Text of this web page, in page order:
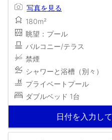
写真を見る
180m²
眺望：プール
バルコニー/テラス
禁煙
シャワーと浴槽（別々）
プライベートプール
ダブルベッド 1台
日付を入力し